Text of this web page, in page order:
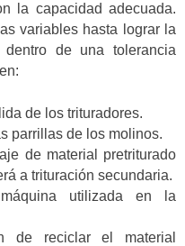
la capacidad adecuada.
variables hasta lograr la
de una tolerancia
de los trituradores.
parrillas de los molinos.
de material pretriturado
a trituración secundaria.
utilizada en la
de reciclar el material